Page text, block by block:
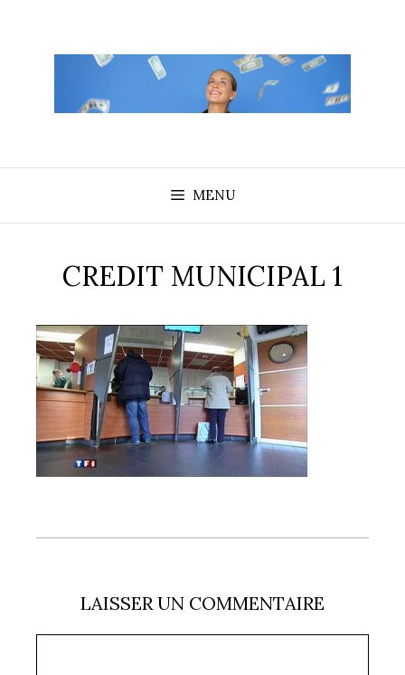
contenu
MENU
CREDIT MUNICIPAL 1
LAISSER UN COMMENTAIRE